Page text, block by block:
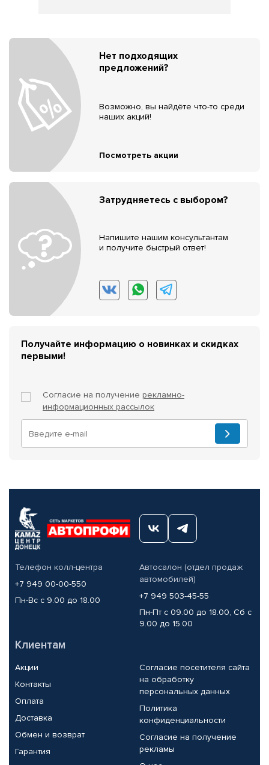
Нет подходящих
предложений?
Возможно, вы найдёте что-то среди
наших акций!
Посмотреть акции
Затрудняетесь с выбором?
Напишите нашим консультантам
и получите быстрый ответ!
Получайте информацию о новинках и скидках
первыми!
Согласие на получение рекламно-
информационных рассылок
Телефон колл-центра
+7 949 00-00-550
Пн-Вс с 9.00 до 18.00
Автосалон (отдел продаж
автомобилей)
+7 949 503-45-55
Пн-Пт с 09.00 до 18.00, Сб с
9.00 до 15.00
Клиентам
Акции
Контакты
Оплата
Доставка
Обмен и возврат
Гарантия
Согласие посетителя сайта
на обработку
персональных данных
Политика
конфиденциальности
Согласие на получение
рекламы